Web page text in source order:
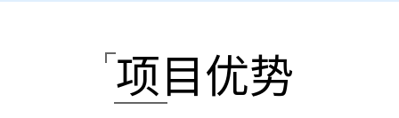
项目优势